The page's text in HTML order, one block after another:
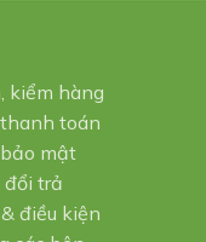
kiểm hàng
toán
mật
đổi trả
điều kiện